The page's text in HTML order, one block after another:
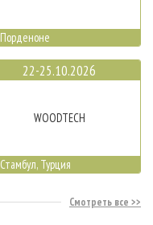
Порденоне
22-25.10.2026
WOODTECH
Стамбул, Турция
Смотреть все